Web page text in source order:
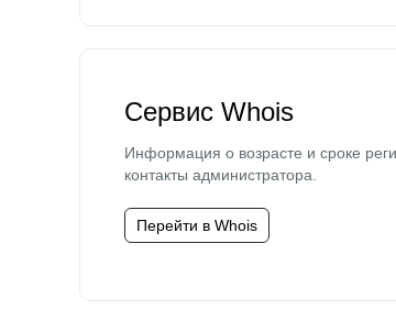
Сервис Whois
Информация о возрасте и сроке
контакты администратора.
Перейти в Whois